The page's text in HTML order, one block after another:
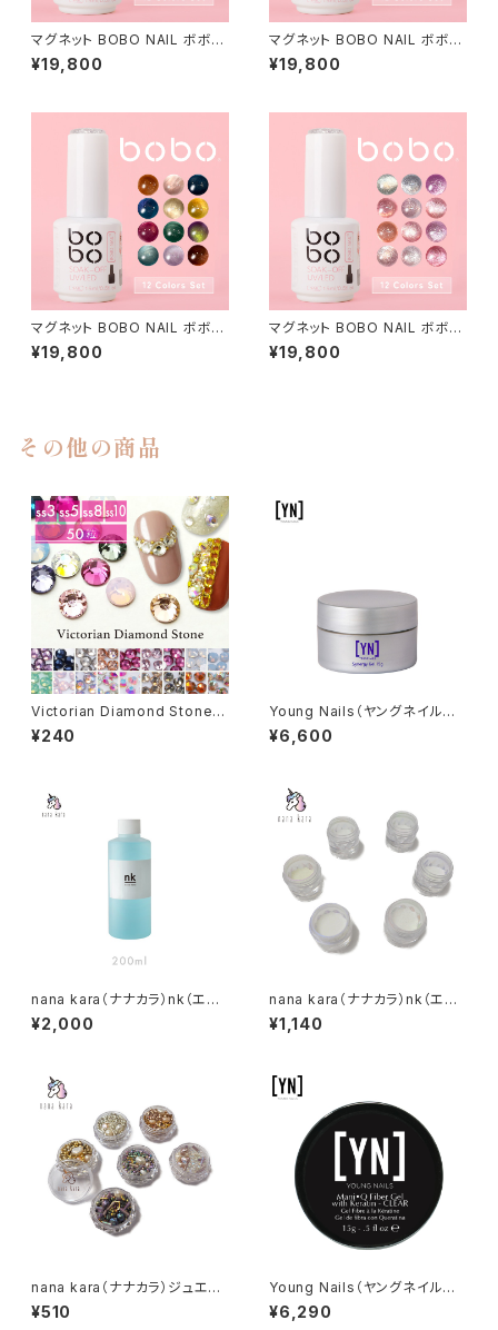
マグネット BOBO NAIL ボボネ
イル 【マグ5-QX12Cse】 12色
セット
¥19,800
マグネット BOBO NAIL ボボネ
イル 【マグ3-me12I】 12色セッ
ト
¥19,800
マグネット BOBO NAIL ボボネ
イル 【マグ2-me12G】 12色セッ
ト
¥19,800
マグネット BOBO NAIL ボボネ
イル 【マグ1-SY12D】 12色セッ
ト
¥19,800
その他の商品
Victorian Diamond Stone
（ヴィクトリアン ダイアモンド ス
トーン）50粒入り （カラー：019
¥240
Young Nails（ヤングネイルズ）
Synergy Nail Hard Gel（シナ
ジーネイルハードジェル）15g
¥6,600
nana kara（ナナカラ）nk（エヌ
ケー）ネイルプレップ 200ml
¥2,000
nana kara（ナナカラ）nk（エヌ
ケー）オーロラ ミラーパウダー
プロ
¥1,140
nana kara（ナナカラ）ジュエリ
ーボックス（全6色）
¥510
Young Nails（ヤングネイルズ）
Mani・Q Fiber Gel with Kera
tin Jar（マニキュー ファイバー
¥6,290